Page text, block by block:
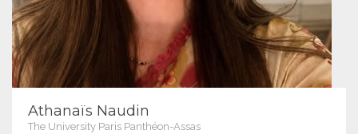
Athanaïs Naudin
The University Paris Panthéon-Assas